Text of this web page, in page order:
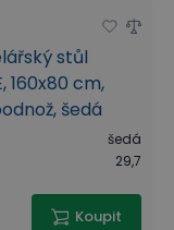
stůl
160x80 cm,
šedá
šedá
29,7
Koupit